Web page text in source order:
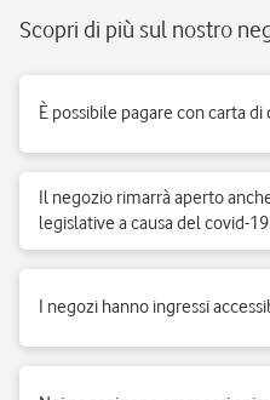
Scopri di più sul nostro
È possibile pagare con carta di
Il negozio rimarrà aperto
legislative a causa del covid-19
I negozi hanno ingressi